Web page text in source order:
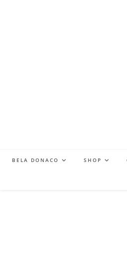
BELA DONACO SHOP